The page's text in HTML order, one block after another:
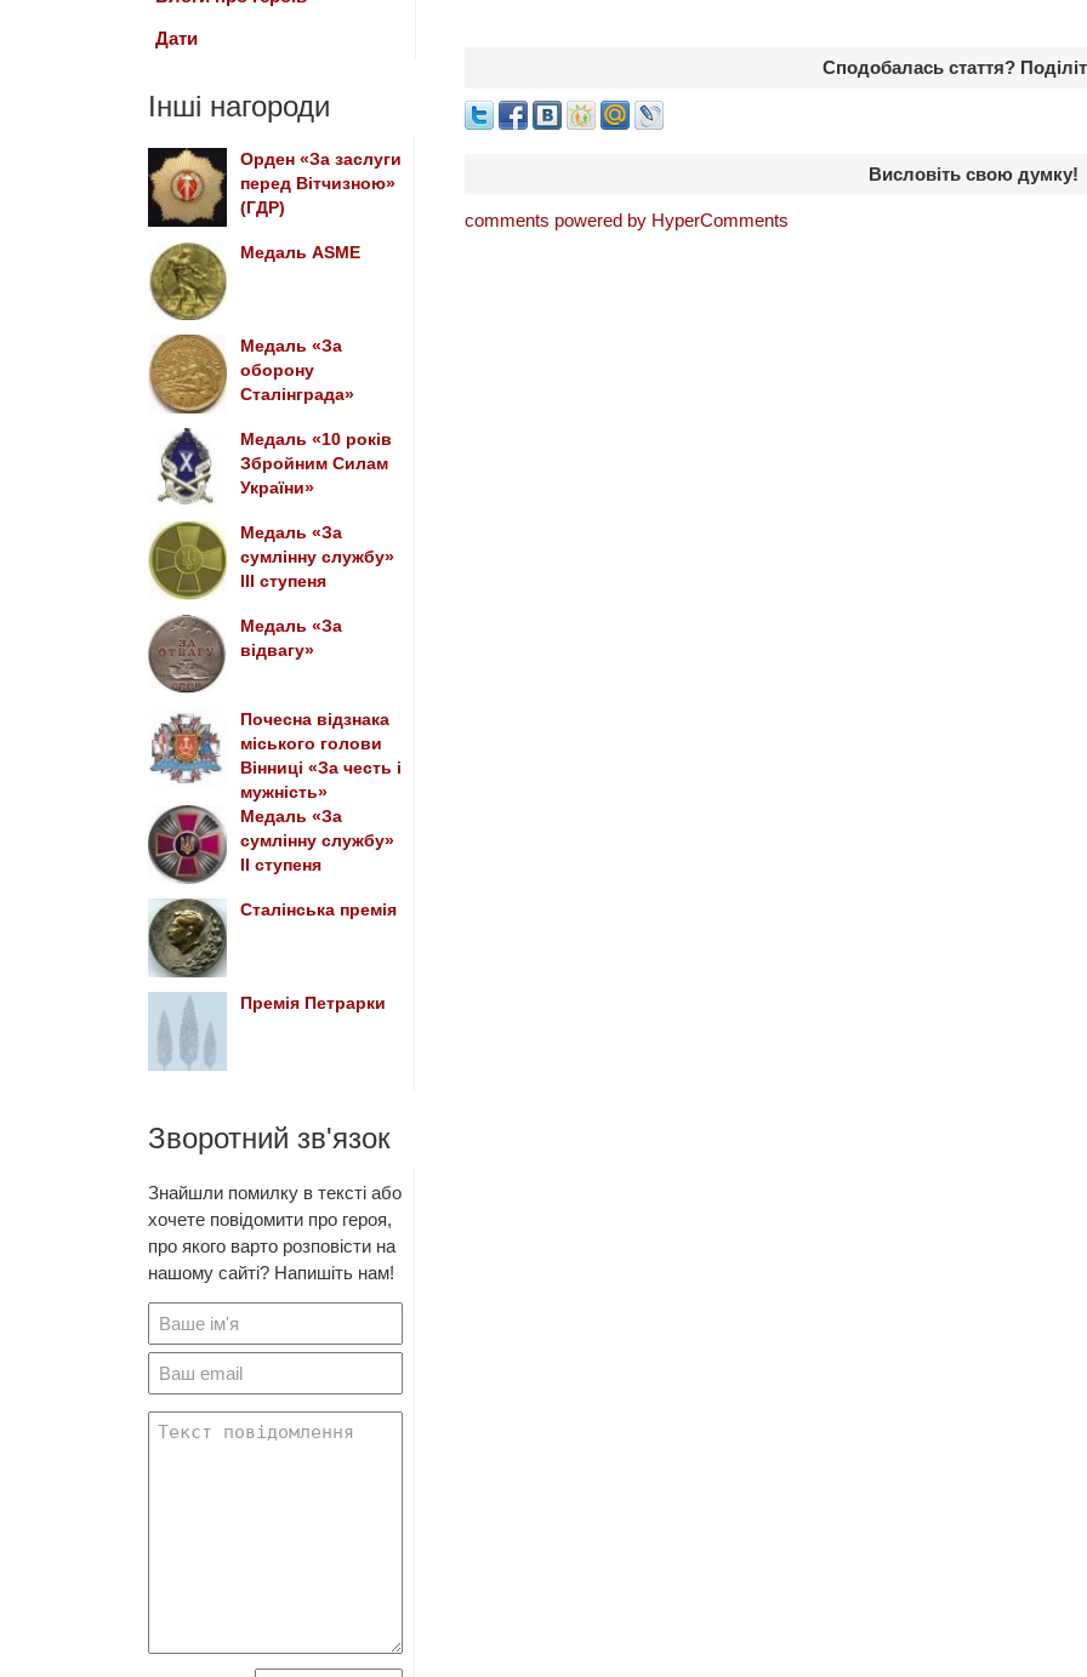
Сподобалась стаття?
Висловіть свою думку!
comments powered by HyperComments
Дати
Інші нагороди
Орден «За заслуги
перед Вітчизною»
(ГДР)
Медаль ASME
Медаль «За
оборону
Сталінграда»
Медаль «10 років
Збройним Силам
України»
Медаль «За
сумлінну службу»
III ступеня
Медаль «За
відвагу»
Почесна відзнака
міського голови
Вінниці «За честь і
мужність»
Медаль «За
сумлінну службу»
II ступеня
Сталінська премія
Премія Петрарки
Зворотний зв'язок
Знайшли помилку в тексті або
хочете повідомити про героя,
про якого варто розповісти на
нашому сайті? Напишіть нам!